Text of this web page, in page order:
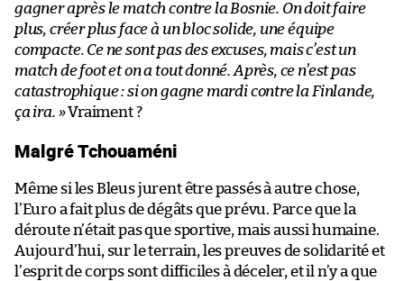
gagner après le match contre la Bosnie. On doit faire
plus, créer plus face à un bloc solide, une équipe
compacte. Ce ne sont pas des excuses, mais c’est un
match de foot et on a tout donné. Après, ce n’est pas
catastrophique : si on gagne mardi contre la Finlande,
ça ira. »Vraiment ?
Malgré Tchouaméni
Même si les Bleus jurent être passés à autre chose,
l’Euro a fait plus de dégâts que prévu. Parce que la
déroute n’était pas que sportive, mais aussi humaine.
Aujourd’hui, sur le terrain, les preuves de solidarité et
l’esprit de corps sont difficiles à déceler, et il n’y a que